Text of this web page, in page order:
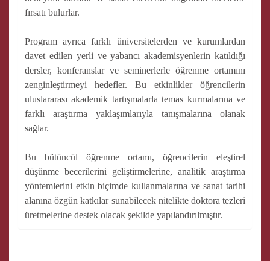
fırsatı bulurlar.
Program ayrıca farklı üniversitelerden ve kurumlardan
davet edilen yerli ve yabancı akademisyenlerin katıldığı
dersler, konferanslar ve seminerlerle öğrenme ortamını
zenginleştirmeyi hedefler. Bu etkinlikler öğrencilerin
uluslararası akademik tartışmalarla temas kurmalarına ve
farklı araştırma yaklaşımlarıyla tanışmalarına olanak
sağlar.
Bu bütüncül öğrenme ortamı, öğrencilerin eleştirel
düşünme becerilerini geliştirmelerine, analitik araştırma
yöntemlerini etkin biçimde kullanmalarına ve sanat tarihi
alanına özgün katkılar sunabilecek nitelikte doktora tezleri
üretmelerine destek olacak şekilde yapılandırılmıştır.